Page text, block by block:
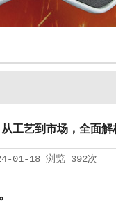
艺到市场，全面解
01-18 浏览 392次